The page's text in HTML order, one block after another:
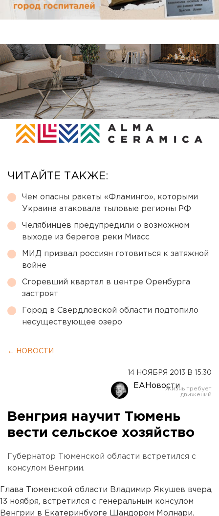
ЧИТАЙТЕ ТАКЖЕ:
Чем опасны ракеты «Фламинго», которыми
Украина атаковала тыловые регионы РФ
Челябинцев предупредили о возможном
выходе из берегов реки Миасс
МИД призвал россиян готовиться к затяжной
войне
Сгоревший квартал в центре Оренбурга
застроят
Город в Свердловской области подтопило
несуществующее озеро
← НОВОСТИ
14 НОЯБРЯ 2013 В 15:30
ЕАНовости
Венгрия научит Тюмень
вести сельское хозяйство
Губернатор Тюменской области встретился с
консулом Венгрии.
Глава Тюменской области Владимир Якушев вчера,
13 ноября, встретился с генеральным консулом
Венгрии в Екатеринбурге Шандором Молнари.